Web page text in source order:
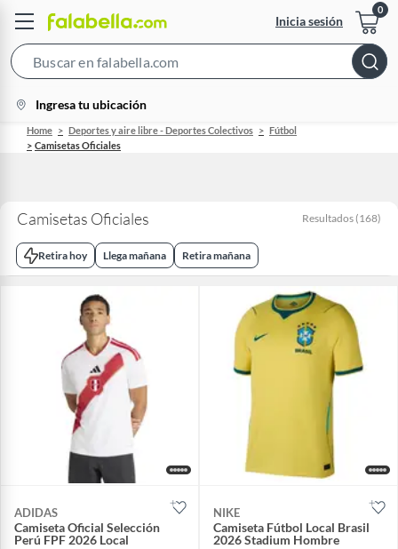
Inicia sesión
Bar
location-
icon
Ingresa tu ubicación
Home Deportes y aire libre - Deportes Colectivos
Fútbol
Camisetas Oficiales
Camisetas Oficiales Resultados (168)
Retira hoy Llega mañana Retira mañana
ADIDAS
Camiseta Oficial Selección
Perú FPF 2026 Local
NIKE
Camiseta Fútbol Local Brasil
2026 Stadium Hombre